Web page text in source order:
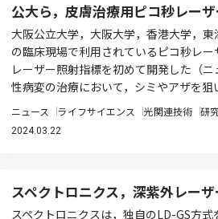
公大ら，皮膚治療用ピコ秒レー
大阪公立大学，大阪大学，香港大学，
の臨床現場で利用されているピコ秒レ
レーザー照射指標を初めて開発した（
性病変の治療において，シミやアザを
ニュース ライフサイエンス 光関連技術 研
2024.03.22
スペクトロニクス，深紫外レー
スペクトロニクスは，独自のLD-GS方